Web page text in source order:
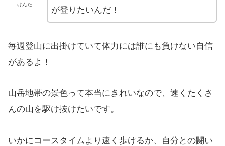
けんた
が登りたいんだ！
毎週登山に出掛けていて体力には誰にも負けない自信
があるよ！
山岳地帯の景色って本当にきれいなので、速くたくさ
んの山を駆け抜けたいです。
いかにコースタイムより速く歩けるか、自分との闘い